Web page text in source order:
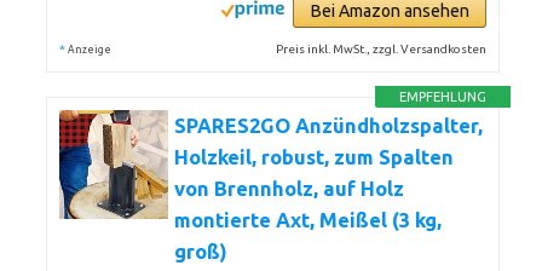
Bei Amazon ansehen
* Anzeige Preis inkl. MwSt., zzgl. Versandkosten
EMPFEHLUNG
SPARES2GO Anzündholzspalter,
Holzkeil, robust, zum Spalten
von Brennholz, auf Holz
montierte Axt, Meißel (3 kg,
groß)